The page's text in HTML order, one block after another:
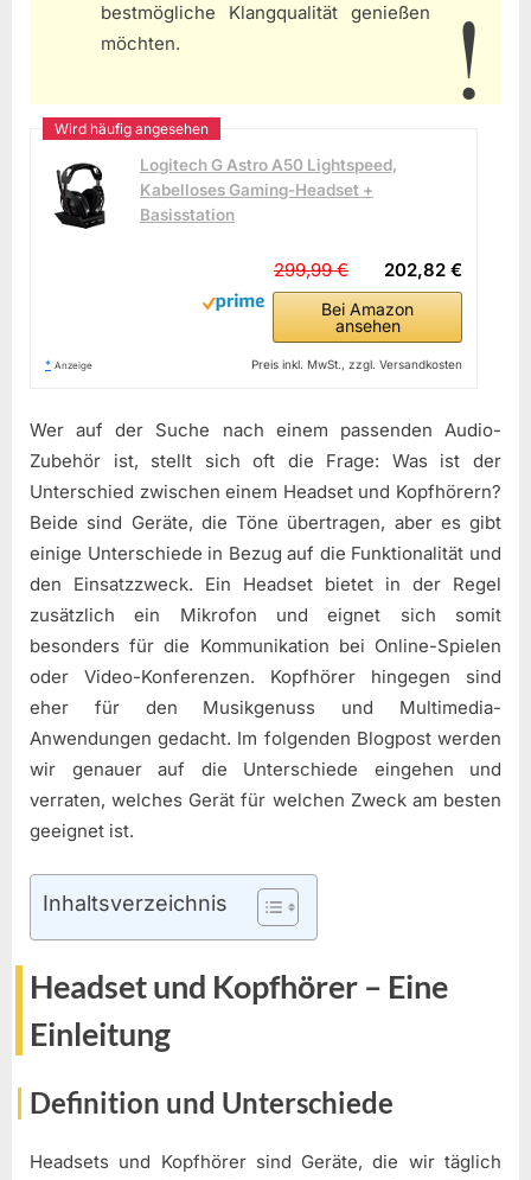
bestmögliche Klangqualität genießen
möchten.
Logitech G Astro A50 Lightspeed,
Kabelloses Gaming-Headset +
Basisstation
202,82 €
299,99 €
Bei Amazon
ansehen
* Anzeige Preis inkl. MwSt., zzgl. Versandkosten
Wer auf der Suche nach einem passenden Audio-
Zubehör ist, stellt sich oft die Frage: Was ist der
Unterschied zwischen einem Headset und Kopfhörern?
Beide sind Geräte, die Töne übertragen, aber es gibt
einige Unterschiede in Bezug auf die Funktionalität und
den Einsatzzweck. Ein Headset bietet in der Regel
zusätzlich ein Mikrofon und eignet sich somit
besonders für die Kommunikation bei Online-Spielen
oder Video-Konferenzen. Kopfhörer hingegen sind
eher für den Musikgenuss und Multimedia-
Anwendungen gedacht. Im folgenden Blogpost werden
wir genauer auf die Unterschiede eingehen und
verraten, welches Gerät für welchen Zweck am besten
geeignet ist.
Inhaltsverzeichnis
Headset und Kopfhörer – Eine
Einleitung
Definition und Unterschiede
Headsets und Kopfhörer sind Geräte, die wir täglich